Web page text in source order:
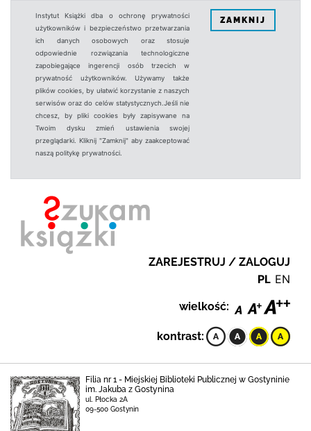
Instytut Książki dba o ochronę prywatności
użytkowników i bezpieczeństwo przetwarzania
ich danych osobowych oraz stosuje
odpowiednie rozwiązania technologiczne
zapobiegające ingerencji osób trzecich w
prywatność użytkowników. Używamy także
plików cookies, by ułatwić korzystanie z naszych
serwisów oraz do celów statystycznych.Jeśli nie
chcesz, by pliki cookies były zapisywane na
Twoim dysku zmień ustawienia swojej
przeglądarki. Kliknij "Zamknij" aby zaakceptować
naszą politykę prywatności.
ZAMKNIJ
ZAREJESTRUJ / ZALOGUJ
PL EN
wielkość:
kontrast:
Filia nr 1 - Miejskiej Biblioteki Publicznej w Gostyninie
im. Jakuba z Gostynina
ul. Płocka 2A
09-500 Gostynin